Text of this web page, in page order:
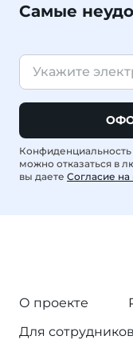
Самые
Конфиденциальность
можно отказаться в
вы даете Согласие
О проекте
Для сотрудников